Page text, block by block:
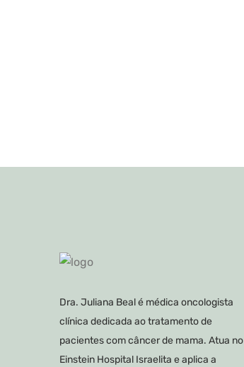
Dra. Juliana Beal é médica oncologista
clínica dedicada ao tratamento de
pacientes com câncer de mama. Atua no
Einstein Hospital Israelita e aplica a